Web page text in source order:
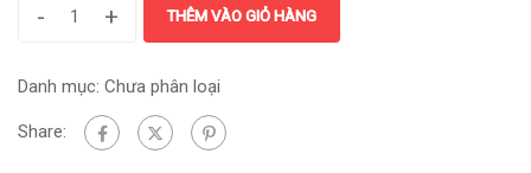
- + THÊM VÀO GIỎ HÀNG
Danh mục: Chưa phân loại
Share: